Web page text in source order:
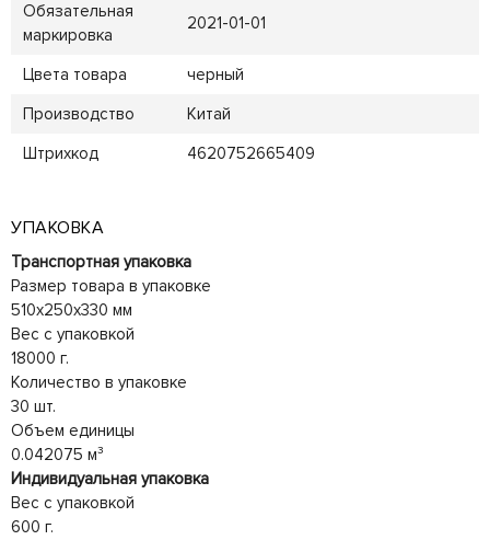
Обязательная
маркировка
2021-01-01
Цвета товара
черный
Производство
Китай
Штрихкод
4620752665409
УПАКОВКА
Транспортная упаковка
Размер товара в упаковке
510x250x330 мм
Вес с упаковкой
18000 г.
Количество в упаковке
30 шт.
Объем единицы
0.042075 м³
Индивидуальная упаковка
Вес с упаковкой
600 г.